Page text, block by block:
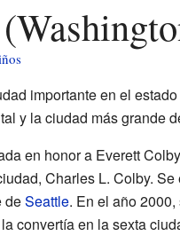
importante en el
y la ciudad más grande
en honor a Everett
Charles L. Colby.
deSeattle. En el año
convertía en la sexta